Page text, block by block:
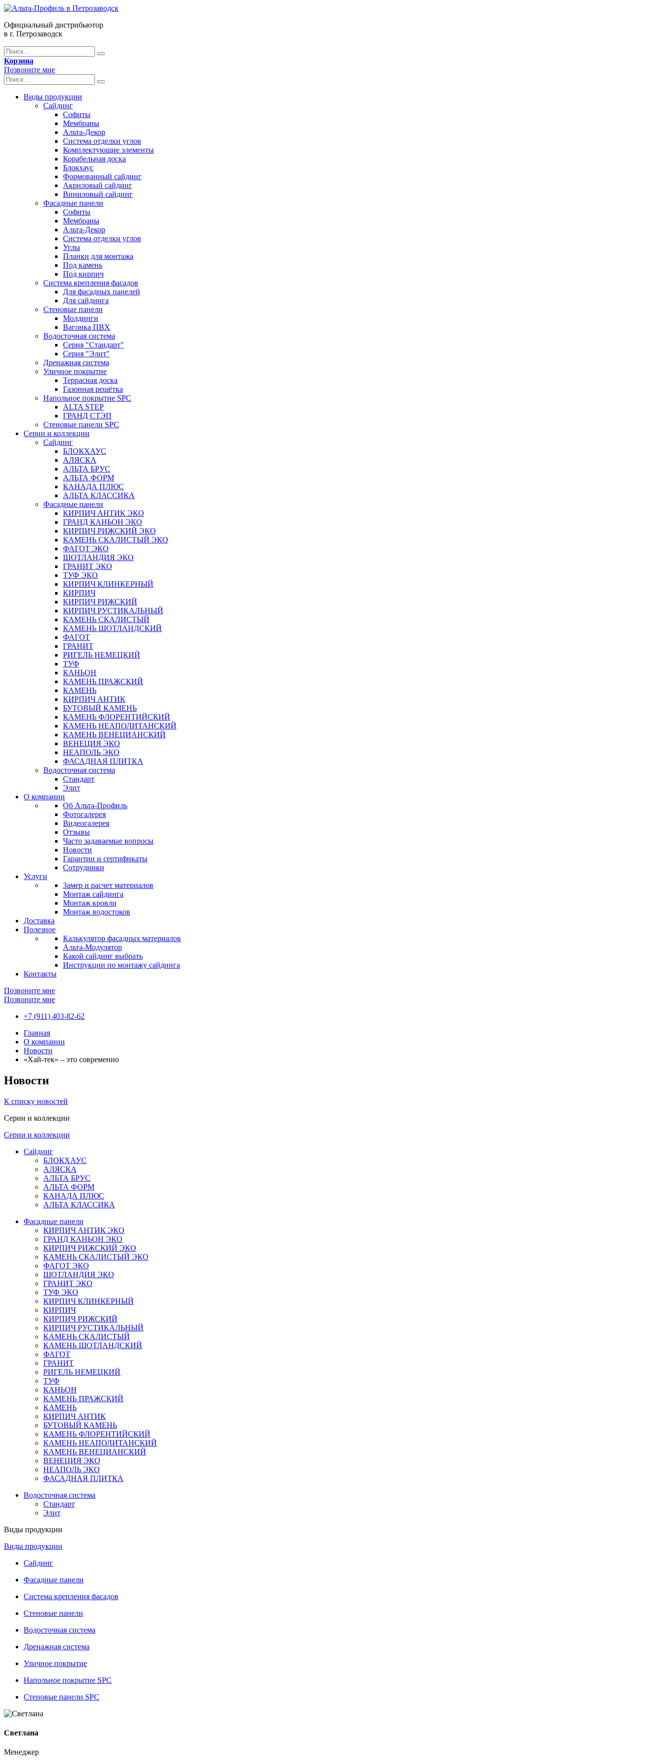
Официальный дистрибьютор
в г. Петрозаводск
Корзина
Позвоните мне
Виды продукции
Сайдинг
Софиты
Мембраны
Альта-Декор
Система отделки углов
Комплектующие элементы
Корабельная доска
Блокхаус
Формованный сайдинг
Акриловый сайдинг
Виниловый сайдинг
Фасадные панели
Софиты
Мембраны
Альта-Декор
Система отделки углов
Углы
Планки для монтажа
Под камень
Под кирпич
Система крепления фасадов
Для фасадных панелей
Для сайдинга
Стеновые панели
Молдинги
Вагонка ПВХ
Водосточная система
Серия "Стандарт"
Серия "Элит"
Дренажная система
Уличное покрытие
Террасная доска
Газонная решётка
Напольное покрытие SPC
ALTA STEP
ГРАНД СТЭП
Стеновые панели SPC
Серии и коллекции
Сайдинг
БЛОКХАУС
АЛЯСКА
АЛЬТА БРУС
АЛЬТА ФОРМ
КАНАДА ПЛЮС
АЛЬТА КЛАССИКА
Фасадные панели
КИРПИЧ АНТИК ЭКО
ГРАНД КАНЬОН ЭКО
КИРПИЧ РИЖСКИЙ ЭКО
КАМЕНЬ СКАЛИСТЫЙ ЭКО
ФАГОТ ЭКО
ШОТЛАНДИЯ ЭКО
ГРАНИТ ЭКО
ТУФ ЭКО
КИРПИЧ КЛИНКЕРНЫЙ
КИРПИЧ
КИРПИЧ РИЖСКИЙ
КИРПИЧ РУСТИКАЛЬНЫЙ
КАМЕНЬ СКАЛИСТЫЙ
КАМЕНЬ ШОТЛАНДСКИЙ
ФАГОТ
ГРАНИТ
РИГЕЛЬ НЕМЕЦКИЙ
ТУФ
КАНЬОН
КАМЕНЬ ПРАЖСКИЙ
КАМЕНЬ
КИРПИЧ АНТИК
БУТОВЫЙ КАМЕНЬ
КАМЕНЬ ФЛОРЕНТИЙСКИЙ
КАМЕНЬ НЕАПОЛИТАНСКИЙ
КАМЕНЬ ВЕНЕЦИАНСКИЙ
ВЕНЕЦИЯ ЭКО
НЕАПОЛЬ ЭКО
ФАСАДНАЯ ПЛИТКА
Водосточная система
Стандарт
Элит
О компании
Об Альта-Профиль
Фотогалерея
Видеогалерея
Отзывы
Часто задаваемые вопросы
Новости
Гарантии и сертификаты
Сотрудники
Услуги
Замер и расчет материалов
Монтаж сайдинга
Монтаж кровли
Монтаж водостоков
Доставка
Полезное
Калькулятор фасадных материалов
Альта-Модулятор
Какой сайдинг выбрать
Инструкции по монтажу сайдинга
Контакты
Позвоните мне
Позвоните мне
+7 (911) 403-82-62
Главная
О компании
Новости
«Хай-тек» – это современно
Новости
К списку новостей
Серии и коллекции
Серии и коллекции
Сайдинг
БЛОКХАУС
АЛЯСКА
АЛЬТА БРУС
АЛЬТА ФОРМ
КАНАДА ПЛЮС
АЛЬТА КЛАССИКА
Фасадные панели
КИРПИЧ АНТИК ЭКО
ГРАНД КАНЬОН ЭКО
КИРПИЧ РИЖСКИЙ ЭКО
КАМЕНЬ СКАЛИСТЫЙ ЭКО
ФАГОТ ЭКО
ШОТЛАНДИЯ ЭКО
ГРАНИТ ЭКО
ТУФ ЭКО
КИРПИЧ КЛИНКЕРНЫЙ
КИРПИЧ
КИРПИЧ РИЖСКИЙ
КИРПИЧ РУСТИКАЛЬНЫЙ
КАМЕНЬ СКАЛИСТЫЙ
КАМЕНЬ ШОТЛАНДСКИЙ
ФАГОТ
ГРАНИТ
РИГЕЛЬ НЕМЕЦКИЙ
ТУФ
КАНЬОН
КАМЕНЬ ПРАЖСКИЙ
КАМЕНЬ
КИРПИЧ АНТИК
БУТОВЫЙ КАМЕНЬ
КАМЕНЬ ФЛОРЕНТИЙСКИЙ
КАМЕНЬ НЕАПОЛИТАНСКИЙ
КАМЕНЬ ВЕНЕЦИАНСКИЙ
ВЕНЕЦИЯ ЭКО
НЕАПОЛЬ ЭКО
ФАСАДНАЯ ПЛИТКА
Водосточная система
Стандарт
Элит
Виды продукции
Виды продукции
Сайдинг
Фасадные панели
Система крепления фасадов
Стеновые панели
Водосточная система
Дренажная система
Уличное покрытие
Напольное покрытие SPC
Стеновые панели SPC
Светлана
Менеджер